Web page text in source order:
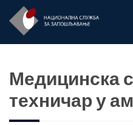
Медицинска
техничар у